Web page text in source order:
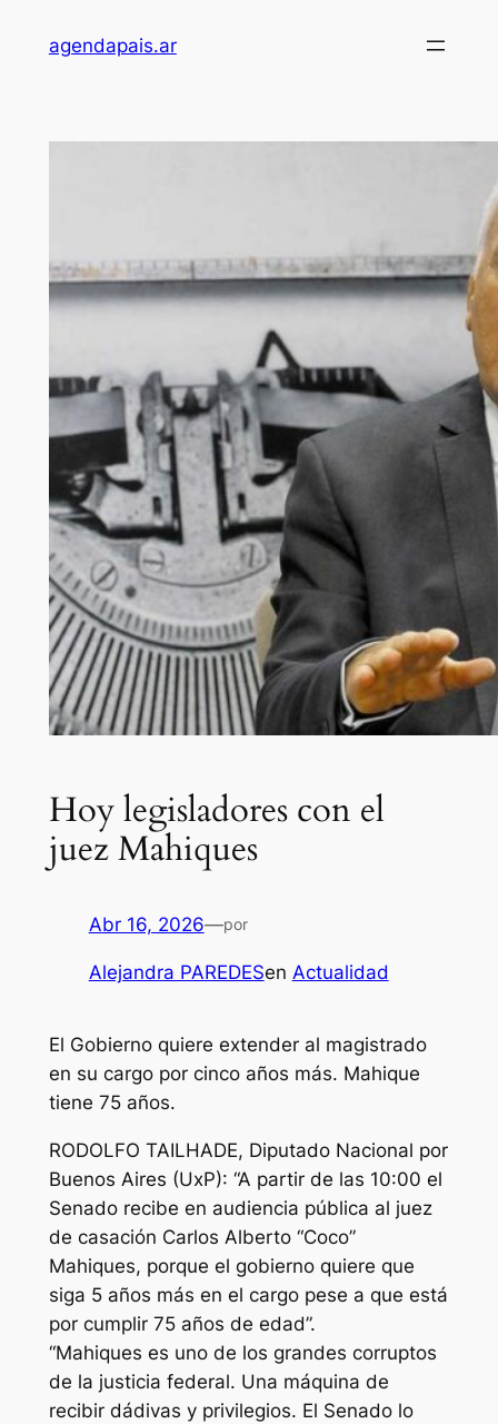
agendapais.ar
Hoy legisladores con el
juez Mahiques
Abr 16, 2026—por
Alejandra PAREDESen Actualidad
El Gobierno quiere extender al magistrado
en su cargo por cinco años más. Mahique
tiene 75 años.
RODOLFO TAILHADE, Diputado Nacional por
Buenos Aires (UxP): “A partir de las 10:00 el
Senado recibe en audiencia pública al juez
de casación Carlos Alberto “Coco”
Mahiques, porque el gobierno quiere que
siga 5 años más en el cargo pese a que está
por cumplir 75 años de edad”.
“Mahiques es uno de los grandes corruptos
de la justicia federal. Una máquina de
recibir dádivas y privilegios. El Senado lo